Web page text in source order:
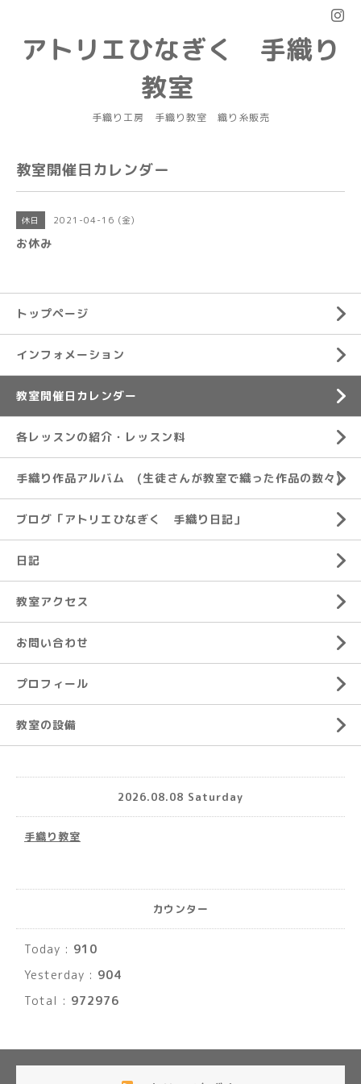
アトリエひなぎく 手織り
教室
手織り工房 手織り教室 織り糸販売
教室開催日カレンダー
休日 2021-04-16 (金)
お休み
トップページ
インフォメーション
教室開催日カレンダー
各レッスンの紹介・レッスン料
手織り作品アルバム (生徒さんが教室で織った作品の数々)
ブログ「アトリエひなぎく 手織り日記」
日記
教室アクセス
お問い合わせ
プロフィール
教室の設備
2026.08.08 Saturday
手織り教室
カウンター
Today : 910
Yesterday : 904
Total : 972976